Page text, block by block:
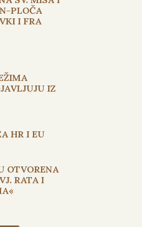
PLOČA
I FRA
IZ
HR I EU
OTVORENA
RATA I